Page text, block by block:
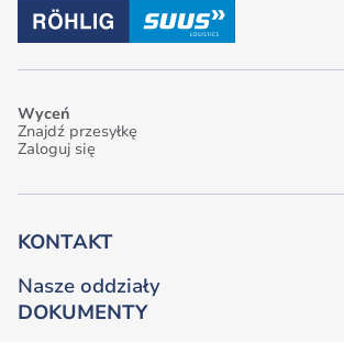
Wyceń
Znajdź przesyłkę
Zaloguj się
KONTAKT
Nasze oddziały
DOKUMENTY